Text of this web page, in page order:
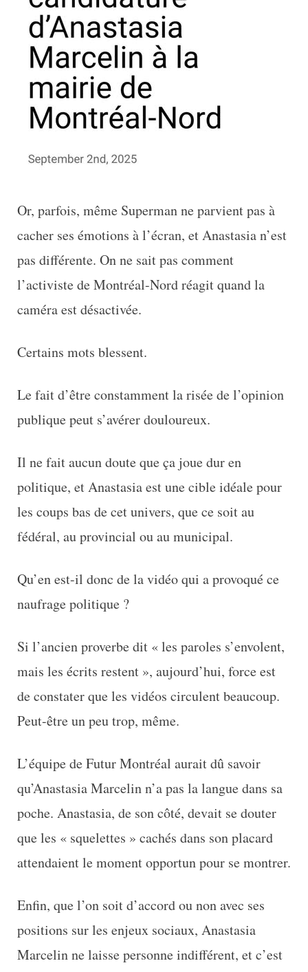
Or, parfois, même Superman ne parvient pas à
cacher ses émotions à l’écran, et Anastasia n’est
pas différente. On ne sait pas comment
l’activiste de Montréal-Nord réagit quand la
caméra est désactivée.
Certains mots blessent.
Le fait d’être constamment la risée de l’opinion
publique peut s’avérer douloureux.
Il ne fait aucun doute que ça joue dur en
politique, et Anastasia est une cible idéale pour
les coups bas de cet univers, que ce soit au
fédéral, au provincial ou au municipal.
Qu’en est-il donc de la vidéo qui a provoqué ce
naufrage politique ?
Si l’ancien proverbe dit « les paroles s’envolent,
mais les écrits restent », aujourd’hui, force est
de constater que les vidéos circulent beaucoup.
Peut-être un peu trop, même.
L’équipe de Futur Montréal aurait dû savoir
qu’Anastasia Marcelin n’a pas la langue dans sa
poche. Anastasia, de son côté, devait se douter
que les « squelettes » cachés dans son placard
attendaient le moment opportun pour se montrer.
Enfin, que l’on soit d’accord ou non avec ses
positions sur les enjeux sociaux, Anastasia
Marcelin ne laisse personne indifférent, et c’est